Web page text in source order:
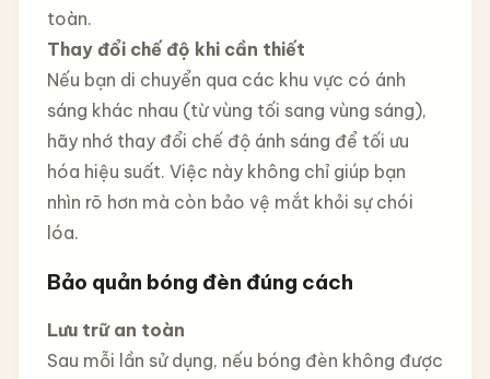
toàn.
Thay đổi chế độ khi cần thiết
Nếu bạn di chuyển qua các khu vực có ánh
sáng khác nhau (từ vùng tối sang vùng sáng),
hãy nhớ thay đổi chế độ ánh sáng để tối ưu
hóa hiệu suất. Việc này không chỉ giúp bạn
nhìn rõ hơn mà còn bảo vệ mắt khỏi sự chói
lóa.
Bảo quản bóng đèn đúng cách
Lưu trữ an toàn
Sau mỗi lần sử dụng, nếu bóng đèn không được